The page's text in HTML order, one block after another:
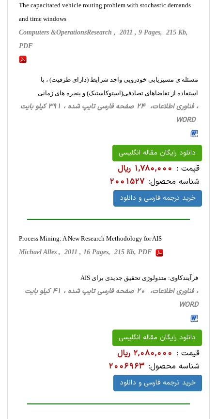
The capacitated vehicle routing problem with stochastic demands
and time windows
Computers &OperationsResearch , 2011 , 9 Pages, 215 Kb,
PDF
مسئله ی مسیریابی خودرویی واجد شرایط (دارای ظرفیت) ، با
استفاده از تقاضاهای تصادفی(استوکاستیک) و پنجره های زمانی
، فناوری اطلاعات، 24 صفحه فارسی تایپ شده ، 391 کیلو بایت
WORD
دانلود رایگان مقاله انگلیسی
قیمت : 1,780,000 ریال
شناسه محصول: 2001527
خرید ترجمه فارسی و دانلود
Process Mining: A New Research Methodology for AIS
Michael Alles , 2011 , 16 Pages, 215 Kb, PDF
فرآیندکاوی: متدولوژی تحقیق جدیدی برای AIS
، فناوری اطلاعات، 20 صفحه فارسی تایپ شده ، 41 کیلو بایت
WORD
دانلود رایگان مقاله انگلیسی
قیمت : 2,080,000 ریال
شناسه محصول: 2006963
خرید ترجمه فارسی و دانلود